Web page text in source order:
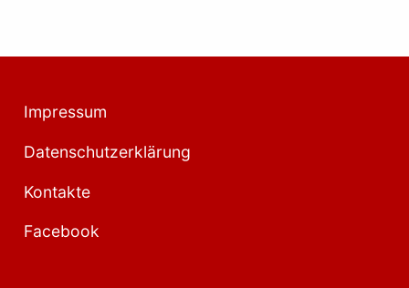
Impressum
Datenschutzerklärung
Kontakte
Facebook